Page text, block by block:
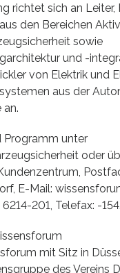
richtet sich an Leiter,
den Bereichen
sowie
und -
von Elektrik und
aus der
an.
Programm unter
oder
E-Mail:
6214-201, Telefax: -154.
mit Sitz in
des Vereins